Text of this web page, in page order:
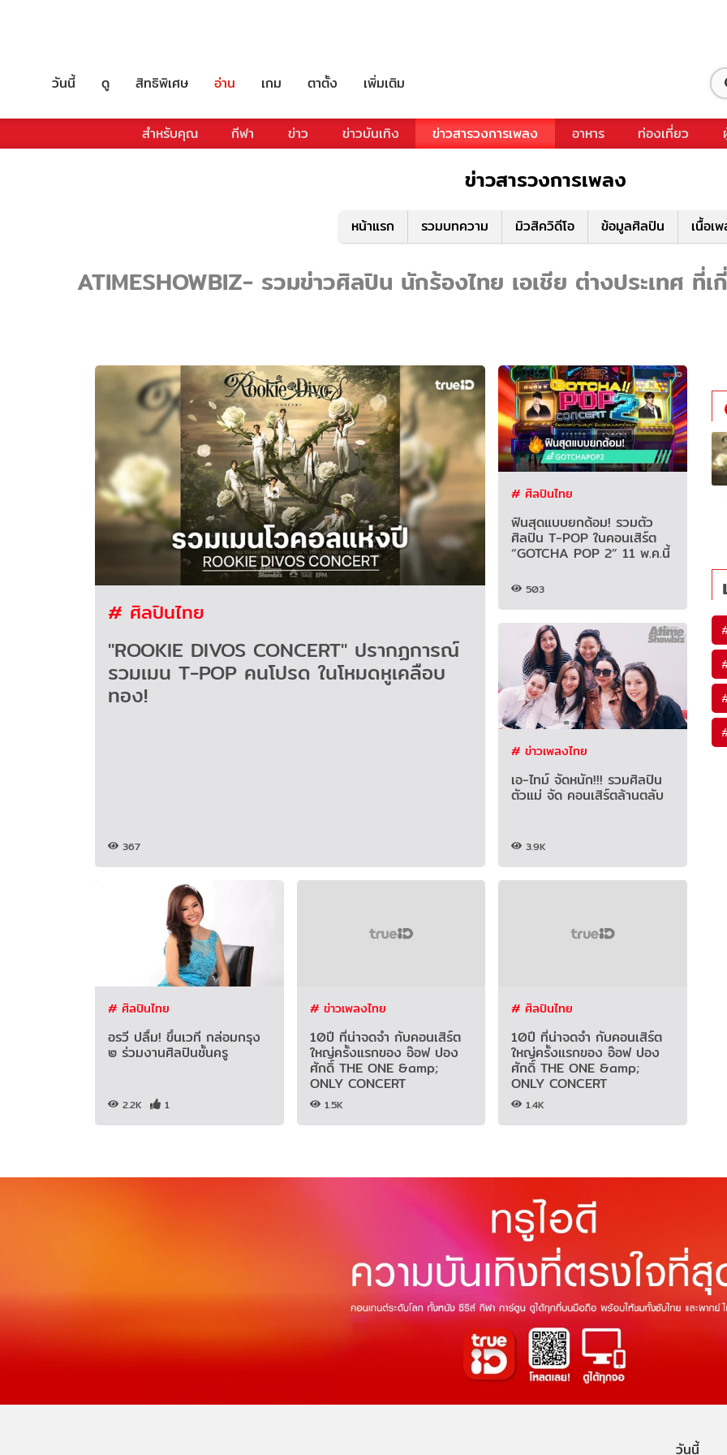
วันนี้ ดู สิทธิพิเศษ อ่าน เกม ตาตั้ง เพิ่มเติม
สำหรับคุณ กีฬา ข่าว ข่าวบันเทิง ข่าวสารวงการเพลง อาหาร ท่องเที่ยว
ข่าวสารวงการเพลง
หน้าแรก รวมบทความ มิวสิควิดีโอ ข้อมูลศิลปิน เนื้อเ
ATIMESHOWBIZ- รวมข่าวศิลปิน นักร้องไทย เอเชีย ต่างประเทศ ที่
# ศิลปินไทย
"ROOKIE DIVOS CONCERT" ปรากฏการณ์
รวมเมน T-POP คนโปรด ในโหมดหูเคลือบ
ทอง!
367
# ศิลปินไทย
ฟินสุดแบบยกด้อม! รวมตัว
ศิลปิน T-POP ในคอนเสิร์ต
“GOTCHA POP 2” 11 พ.ค.นี้
503
# ข่าวเพลงไทย
เอ-ไทม์ จัดหนัก!!! รวมศิลปิน
ตัวแม่ จัด คอนเสิร์ตล้านตลับ
3.9K
# ศิลปินไทย
อรวี ปลื้ม! ขึ้นเวที กล่อมกรุง
๒ ร่วมงานศิลปินชั้นครู
2.2K 1
# ข่าวเพลงไทย
10ปี ที่น่าจดจำ กับคอนเสิร์ต
ใหญ่ครั้งแรกของ อ๊อฟ ปอง
ศักดิ์ THE ONE &amp;
ONLY CONCERT
1.5K
# ศิลปินไทย
10ปี ที่น่าจดจำ กับคอนเสิร์ต
ใหญ่ครั้งแรกของ อ๊อฟ ปอง
ศักดิ์ THE ONE &amp;
ONLY CONCERT
1.4K
วันนี้